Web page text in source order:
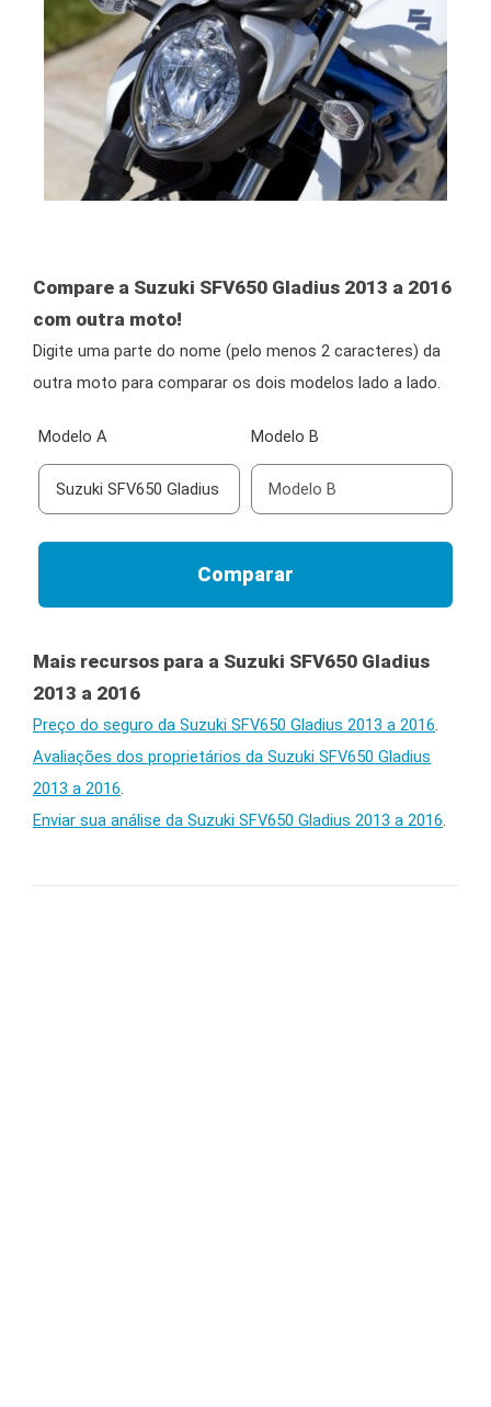
Compare a Suzuki SFV650 Gladius 2013 a 2016
com outra moto!
Digite uma parte do nome (pelo menos 2 caracteres) da
outra moto para comparar os dois modelos lado a lado.
Modelo A Modelo B
Mais recursos para a Suzuki SFV650 Gladius
2013 a 2016
Preço do seguro da Suzuki SFV650 Gladius 2013 a 2016
Avaliações dos proprietários da Suzuki SFV650 Gladius
2013 a 2016
Enviar sua análise da Suzuki SFV650 Gladius 2013 a 2016